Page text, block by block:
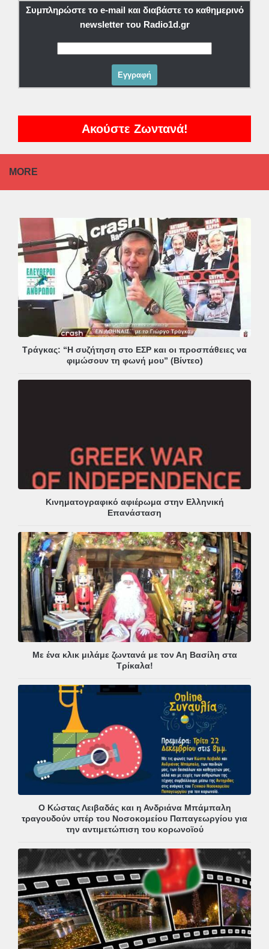
Συμπληρώστε το e-mail και διαβάστε το καθημερινό
newsletter του Radio1d.gr
Ακούστε Ζωντανά!
MORE
Τράγκας: “Η συζήτηση στο ΕΣΡ και οι προσπάθειες να
φιμώσουν τη φωνή μου” (Βίντεο)
Κινηματογραφικό αφιέρωμα στην Ελληνική
Επανάσταση
Με ένα κλικ μιλάμε ζωντανά με τον Αη Βασίλη στα
Τρίκαλα!
Ο Κώστας Λειβαδάς και η Ανδριάνα Μπάμπαλη
τραγουδούν υπέρ του Νοσοκομείου Παπαγεωργίου για
την αντιμετώπιση του κορωνοϊού